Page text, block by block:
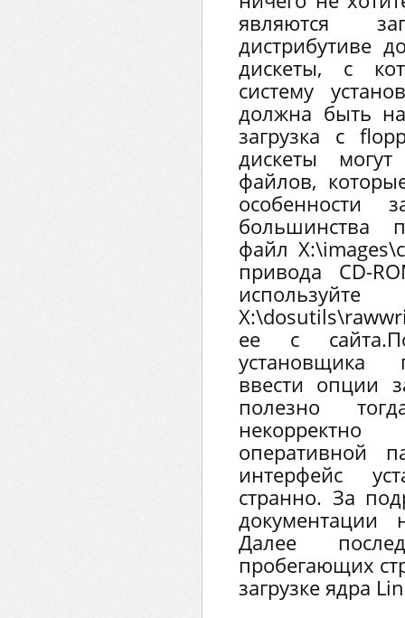
являются
дистрибутиве
дискеты, с
систему
должна быть
загрузка с
дискеты могут
файлов,
особенности
большинства
файл
привода CD-
ее с
установщика
ввести опции
полезно
оперативной
интерфейс
странно. За
документации
Далее
пробегающих
загрузке ядра